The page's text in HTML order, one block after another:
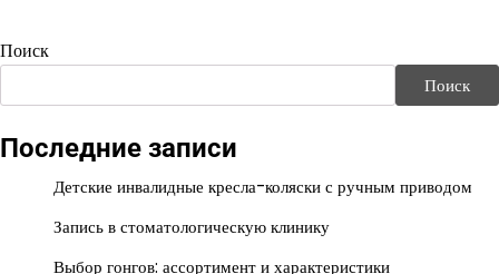
Поиск
Поиск
Последние записи
Детские инвалидные кресла-коляски с ручным приводом
Запись в стоматологическую клинику
Выбор гонгов: ассортимент и характеристики